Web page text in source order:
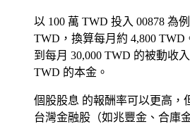
以 100 萬 TWD 投入 00878 為
TWD，換算每月約 4,800 TWD
到每月 30,000 TWD 的被動收
TWD 的本金。
個股股息 的報酬率可以更高，
台灣金融股（如兆豐金、合庫